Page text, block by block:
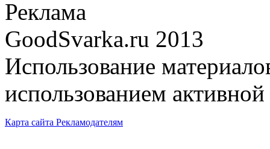
Реклама
GoodSvarka.ru 2013
Использование
использованием
Карта сайта Рекламодателям